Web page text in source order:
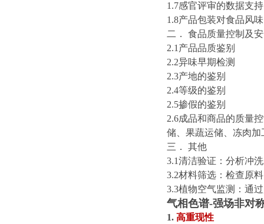
1.7感官评审的数据支持
1.8产品包装对食品风
二． 食品质量控制及
2.1产品品质鉴别
2.2异味早期检测
2.3产地的鉴别
2.4等级的鉴别
2.5掺假的鉴别
2.6成品和商品的质量
储、果蔬运储、冻肉加
三． 其他
3.1清洁验证：分析冲
3.2材料筛选：检查原
3.3植物空气监测：通
气相色谱-强场非对
1. 高重现性